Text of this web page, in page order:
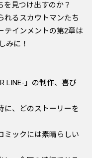
見つけ出すのか？
れるスカウトマンたち
テインメントの第2章は
みに！
LINE-」の制作、喜び
に、どのストーリーを
ミックには素晴らしい